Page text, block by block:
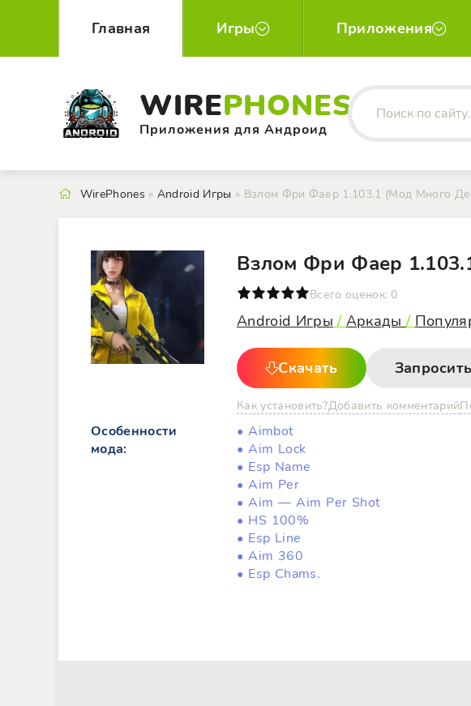
Главная Игры Приложения
WIREPHONES
Приложения для Андроид
WirePhones » Android Игры » Взлом Фри Фаер 1.103.1 (Мод Много
Взлом Фри Фаер
1 Всего оценок: 0
Android Игры / Аркады/
Скачать
Как установить?Добавить комментарий
Особенности
мода:
• Aimbot
• Aim Lock
• Esp Name
• Aim Per
• Aim — Aim Per Shot
• HS 100%
• Esp Line
• Aim 360
• Esp Chams.